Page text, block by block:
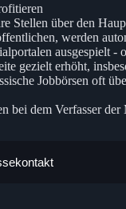
Stellen über den
werden
ausgespielt -
gezielt erhöht,
Jobbörsen oft
bei dem Verfasser